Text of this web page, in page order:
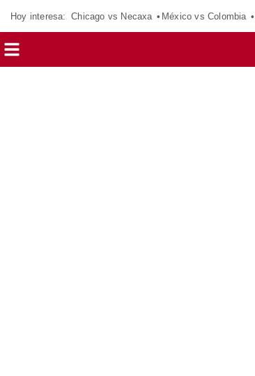
Hoy interesa: Chicago vs Necaxa México vs Colombia